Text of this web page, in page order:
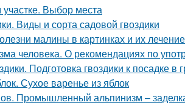
Выбор места
Виды и сорта садовой гвоздики
малины в картинках и их лечение
человека. О рекомендациях по
Подготовка гвоздики к посадке в
Сухое варенье из яблок
Промышленный альпинизм –